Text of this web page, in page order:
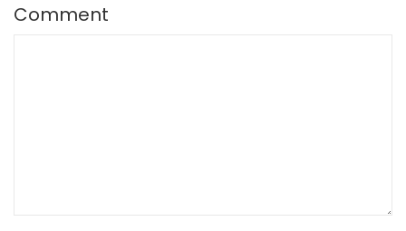
Comment